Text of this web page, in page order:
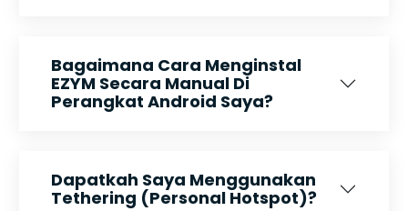
Bagaimana Cara Menginstal
EZYM Secara Manual Di
Perangkat Android Saya?
Dapatkah Saya Menggunakan
Tethering (Personal Hotspot)?